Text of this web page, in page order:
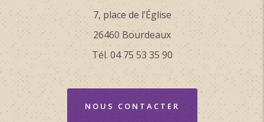
7, place de l’Église
26460 Bourdeaux
Tél. 04 75 53 35 90
NOUS CONTACTER